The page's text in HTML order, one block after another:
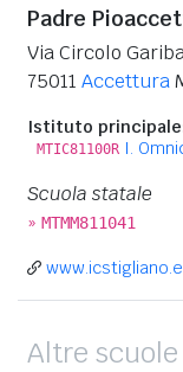
Padre
Via Circolo
75011 Accettura
Istituto
MTIC81100R I.
Scuola statale
» MTMM811041
Altre